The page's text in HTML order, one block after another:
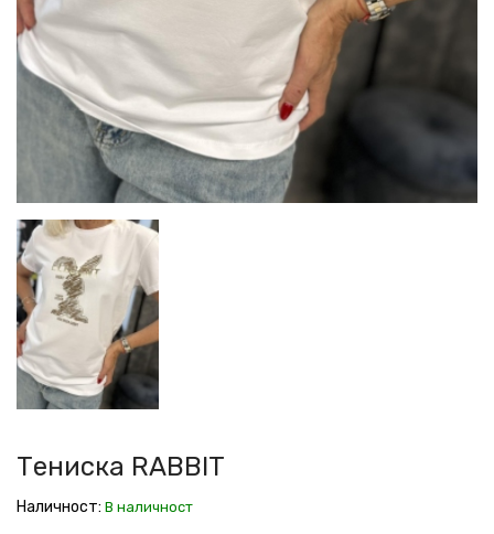
RABBIT
Тениска RABBIT
Наличност: В наличност